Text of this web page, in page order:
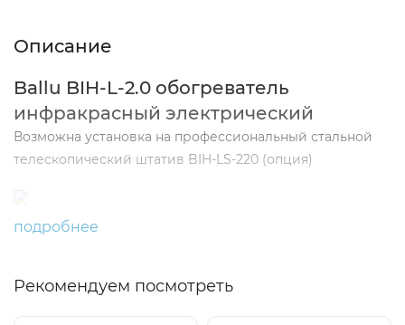
Описание
Ballu BIH-L-2.0 обогреватель
инфракрасный электрический
Возможна установка на профессиональный стальной
телескопический штатив BIH-LS-220 (опция)
подробнее
Рекомендуем посмотреть